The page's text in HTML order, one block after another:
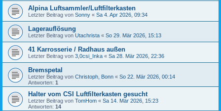
Alpina Luftsammler/Luftfilterkasten
Letzter Beitrag von Sonny « Sa 4. Apr 2026, 09:34
Lagerauflösung
Letzter Beitrag von Utachrista « So 29. Mär 2026, 15:13
41 Karrosserie / Radhaus außen
Letzter Beitrag von 3,0csi_Inka « Sa 28. Mär 2026, 22:36
Bremspetal
Letzter Beitrag von Christoph, Bonn « So 22. Mär 2026, 00:14
Antworten: 1
Halter vom CSI Luftfilterkasten gesucht
Letzter Beitrag von TomHom « Sa 14. Mär 2026, 15:23
Antworten: 14